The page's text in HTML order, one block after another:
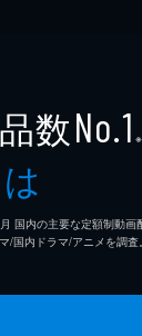
数No.1 ※
国内の主要な定額制動画
/国内ドラマ/アニメを調査